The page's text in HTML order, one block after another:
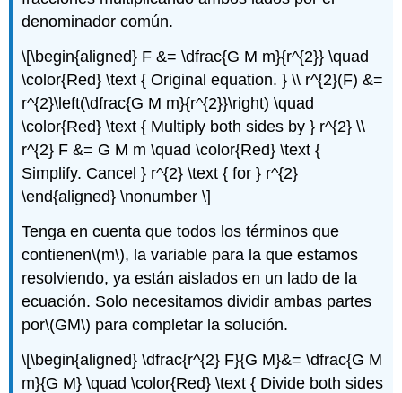
denominador común.
\[\begin{aligned} F &= \dfrac{G M m}{r^{2}} \quad
\color{Red} \text { Original equation. } \\ r^{2}(F) &=
r^{2}\left(\dfrac{G M m}{r^{2}}\right) \quad
\color{Red} \text { Multiply both sides by } r^{2} \\
r^{2} F &= G M m \quad \color{Red} \text {
Simplify. Cancel } r^{2} \text { for } r^{2}
\end{aligned} \nonumber \]
Tenga en cuenta que todos los términos que
contienen\(m\), la variable para la que estamos
resolviendo, ya están aislados en un lado de la
ecuación. Solo necesitamos dividir ambas partes
por\(GM\) para completar la solución.
\[\begin{aligned} \dfrac{r^{2} F}{G M}&= \dfrac{G M
m}{G M} \quad \color{Red} \text { Divide both sides